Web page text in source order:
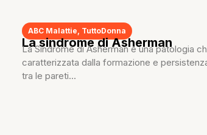
ABC Malattie, TuttoDonna
La sindrome di Asherman
La Sindrome di Asherman è una patologia
caratterizzata dalla formazione e
tra le pareti...